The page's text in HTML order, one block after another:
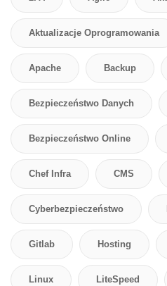
Aktualizacje Oprogramowania
Apache Backup
Bezpieczeństwo Danych
Bezpieczeństwo Online
Chef Infra CMS
Cyberbezpieczeństwo
Gitlab Hosting
Linux LiteSpeed